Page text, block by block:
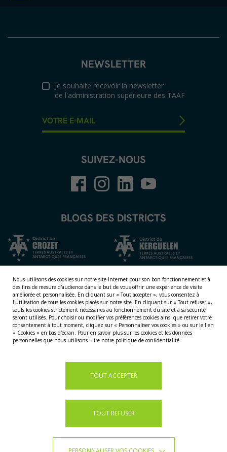
NEWSLETTER
Je souhaite recevoir la newsletter
de l'administration supérieure des TAAF
SUIVEZ-NOUS
BLOGS DES DISTRICTS
NOS TERRITOIRES
Nous utilisons des cookies sur notre site Internet pour son bon fonctionnement et à
des fins de mesure d'audience dans le but de vous offrir une expérience de visite
améliorée et personnalisée. En cliquant sur « Tout accepter », vous consentez à
l'utilisation de tous les cookies placés sur notre site. En cliquant sur « Tout refuser »,
seuls les cookies strictement nécessaires au fonctionnement du site et à sa sécurité
seront utilisés. Pour choisir ou modifier vos préférences cookies ainsi que retirer votre
consentement à tout moment, cliquez sur « Personnaliser vos cookies » ou sur le lien
« Cookies » en bas d'écran. Pour en savoir plus sur les cookies et les données
personnelles que nous utilisons : lire notre politique de confidentialité
TOUT ACCEPTER
TOUT REFUSER